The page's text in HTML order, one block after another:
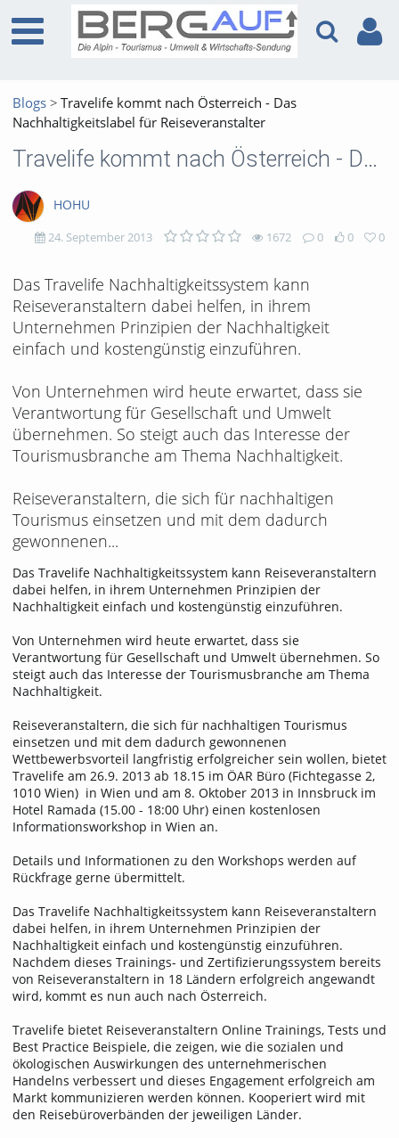
Blogs
Travelife kommt nach Österreich - Das
Nachhaltigkeitslabel für Reiseveranstalter
Travelife kommt nach Österreich - Das Nachhaltigkeitslabel für Reiseveranstalter
HOHU
24. September 2013 1672
1672
views
0
Kommentare
0
likes
0
favorites
Das Travelife Nachhaltigkeitssystem kann
Reiseveranstaltern dabei helfen, in ihrem
Unternehmen Prinzipien der Nachhaltigkeit
einfach und kostengünstig einzuführen.
Von Unternehmen wird heute erwartet, dass sie
Verantwortung für Gesellschaft und Umwelt
übernehmen. So steigt auch das Interesse der
Tourismusbranche am Thema Nachhaltigkeit.
Reiseveranstaltern, die sich für nachhaltigen
Tourismus einsetzen und mit dem dadurch
gewonnenen...
Das Travelife Nachhaltigkeitssystem kann Reiseveranstaltern
dabei helfen, in ihrem Unternehmen Prinzipien der
Nachhaltigkeit einfach und kostengünstig einzuführen.
Von Unternehmen wird heute erwartet, dass sie
Verantwortung für Gesellschaft und Umwelt übernehmen. So
steigt auch das Interesse der Tourismusbranche am Thema
Nachhaltigkeit.
Reiseveranstaltern, die sich für nachhaltigen Tourismus
einsetzen und mit dem dadurch gewonnenen
Wettbewerbsvorteil langfristig erfolgreicher sein wollen, bietet
Travelife am 26.9. 2013 ab 18.15 im ÖAR Büro (Fichtegasse 2,
1010 Wien) in Wien und am 8. Oktober 2013 in Innsbruck im
Hotel Ramada (15.00 - 18:00 Uhr) einen kostenlosen
Informationsworkshop in Wien an.
Details und Informationen zu den Workshops werden auf
Rückfrage gerne übermittelt.
Das Travelife Nachhaltigkeitssystem kann Reiseveranstaltern
dabei helfen, in ihrem Unternehmen Prinzipien der
Nachhaltigkeit einfach und kostengünstig einzuführen.
Nachdem dieses Trainings- und Zertifizierungssystem bereits
von Reiseveranstaltern in 18 Ländern erfolgreich angewandt
wird, kommt es nun auch nach Österreich.
Travelife bietet Reiseveranstaltern Online Trainings, Tests und
Best Practice Beispiele, die zeigen, wie die sozialen und
ökologischen Auswirkungen des unternehmerischen
Handelns verbessert und dieses Engagement erfolgreich am
Markt kommunizieren werden können. Kooperiert wird mit
den Reisebüroverbänden der jeweiligen Länder.